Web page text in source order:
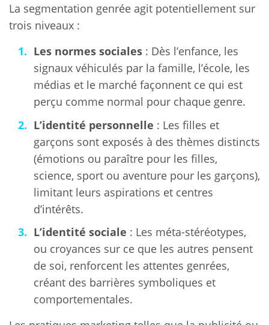
La segmentation genrée agit potentiellement sur
trois niveaux :
Les normes sociales : Dès l’enfance, les
signaux véhiculés par la famille, l’école, les
médias et le marché façonnent ce qui est
perçu comme normal pour chaque genre.
L’identité personnelle : Les filles et
garçons sont exposés à des thèmes distincts
(émotions ou paraître pour les filles,
science, sport ou aventure pour les garçons),
limitant leurs aspirations et centres
d’intérêts.
L’identité sociale : Les méta-stéréotypes,
ou croyances sur ce que les autres pensent
de soi, renforcent les attentes genrées,
créant des barrières symboliques et
comportementales.